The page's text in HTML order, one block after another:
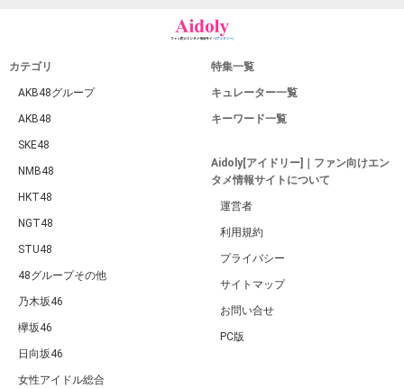
カテゴリ
AKB48グループ
AKB48
SKE48
NMB48
HKT48
NGT48
STU48
48グループその他
乃木坂46
欅坂46
日向坂46
女性アイドル総合
特集一覧
キュレーター一覧
キーワード一覧
Aidoly[アイドリー]｜ファン向けエン
タメ情報サイトについて
運営者
利用規約
プライバシー
サイトマップ
お問い合せ
PC版